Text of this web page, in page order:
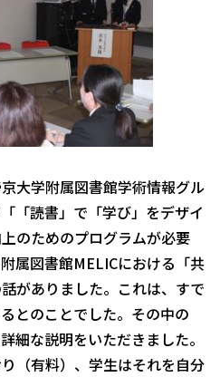
大学附属図書館学術情報グル
「読書」で「学び」をデザイ
のためのプログラムが必要
属図書館MELICにおける「共
がありました。これは、すで
とのことでした。その中の
細な説明をいただきました。
（有料）、学生はそれを自分